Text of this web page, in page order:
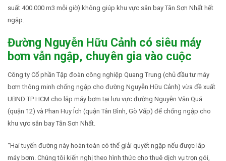
suất 400.000 m3 mỗi giờ) không giúp khu vực sân bay Tân Sơn Nhất hết
ngập.
Đường Nguyễn Hữu Cảnh có siêu máy
bơm vẫn ngập, chuyên gia vào cuộc
Công ty Cổ phần Tập đoàn công nghiệp Quang Trung (chủ đầu tư máy
bơm thông minh chống ngập cho đường Nguyễn Hữu Cảnh) vừa đề xuất
UBND TP HCM cho lắp máy bơm tại lưu vực đường Nguyễn Văn Quá
(quận 12) và Phan Huy Ích (quận Tân Bình, Gò Vấp) để chống ngập cho
khu vực sân bay Tân Sơn Nhất.
“Hai tuyến đường này hoàn toàn có thể giải quyết ngập nếu được lắp
máy bơm. Chúng tôi kiến nghị theo hình thức cho thuê dịch vụ trọn gói,